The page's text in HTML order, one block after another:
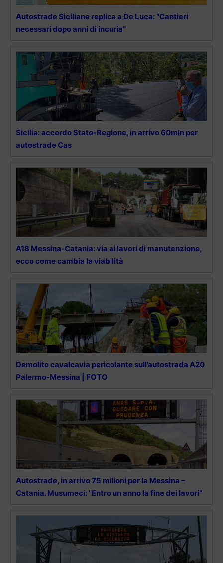
Autostrade Siciliane replica a De Luca: “Cantieri
necessari dopo anni di incuria”
Sicilia: accordo Stato-Regione, in arrivo 60mln per
autostrade Cas
A18 Messina-Catania: via ai lavori di manutenzione,
ecco come cambia la viabilità
Demolito cavalcavia pericolante sull’autostrada A20
Palermo-Messina | FOTO
Autostrade, in arrivo 75 milioni per la Messina –
Catania. Musumeci: “Entro un anno la fine dei lavori”